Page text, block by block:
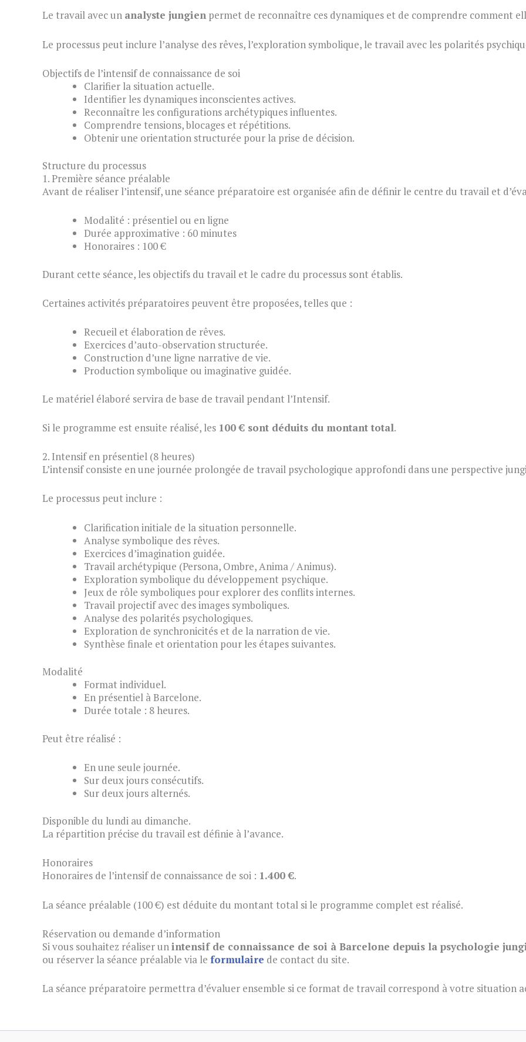
Le travail avec un analyste jungien permet de reconnaître ces dynamiques et de comprendre comment
Le processus peut inclure l’analyse des rêves, l’exploration symbolique, le travail avec les polarités
Objectifs de l’intensif de connaissance de soi
Clarifier la situation actuelle.
Identifier les dynamiques inconscientes actives.
Reconnaître les configurations archétypiques influentes.
Comprendre tensions, blocages et répétitions.
Obtenir une orientation structurée pour la prise de décision.
Structure du processus
1. Première séance préalable
Avant de réaliser l’intensif, une séance préparatoire est organisée afin de définir le centre du travail et
Modalité : présentiel ou en ligne
Durée approximative : 60 minutes
Honoraires : 100 €
Durant cette séance, les objectifs du travail et le cadre du processus sont établis.
Certaines activités préparatoires peuvent être proposées, telles que :
Recueil et élaboration de rêves.
Exercices d’auto-observation structurée.
Construction d’une ligne narrative de vie.
Production symbolique ou imaginative guidée.
Le matériel élaboré servira de base de travail pendant l’Intensif.
Si le programme est ensuite réalisé, les 100 € sont déduits du montant total.
2. Intensif en présentiel (8 heures)
L’intensif consiste en une journée prolongée de travail psychologique approfondi dans une perspective
Le processus peut inclure :
Clarification initiale de la situation personnelle.
Analyse symbolique des rêves.
Exercices d’imagination guidée.
Travail archétypique (Persona, Ombre, Anima / Animus).
Exploration symbolique du développement psychique.
Jeux de rôle symboliques pour explorer des conflits internes.
Travail projectif avec des images symboliques.
Analyse des polarités psychologiques.
Exploration de synchronicités et de la narration de vie.
Synthèse finale et orientation pour les étapes suivantes.
Modalité
Format individuel.
En présentiel à Barcelone.
Durée totale : 8 heures.
Peut être réalisé :
En une seule journée.
Sur deux jours consécutifs.
Sur deux jours alternés.
Disponible du lundi au dimanche.
La répartition précise du travail est définie à l’avance.
Honoraires
Honoraires de l’intensif de connaissance de soi : 1.400 €.
La séance préalable (100 €) est déduite du montant total si le programme complet est réalisé.
Réservation ou demande d’information
Si vous souhaitez réaliser unintensif de connaissance de soi à Barcelone depuis la psychologie
ou réserver la séance préalable via le formulaire de contact du site.
La séance préparatoire permettra d’évaluer ensemble si ce format de travail correspond à votre situation